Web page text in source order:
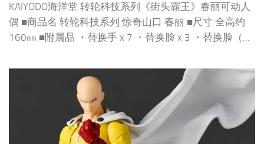
KAIYODO海洋堂 转轮科技系列《街头霸王》春丽可动人
偶 ■商品名 转轮科技系列 惊奇山口 春丽 ■尺寸 全高约
160㎜ ■附属品 ・替换手 x 7 ・替换脸 x 3 ・替换脸（...